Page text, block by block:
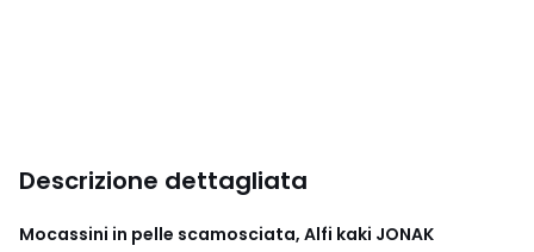
Descrizione dettagliata
Mocassini in pelle scamosciata, Alfi kaki JONAK